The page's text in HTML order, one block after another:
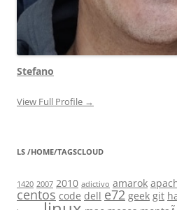
Stefano
View Full Profile →
LS /HOME/TAGSCLOUD
1420 2007 2010 adictivo amarok
centos code dell e72 geek git